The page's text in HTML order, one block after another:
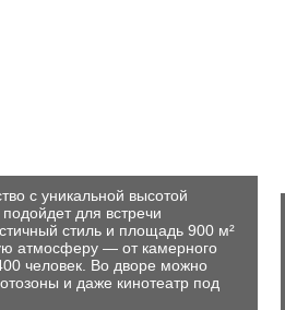
с уникальной высотой
для встречи
стиль и площадь 900 м²
атмосферу — от камерного
человек. Во дворе можно
и даже кинотеатр под